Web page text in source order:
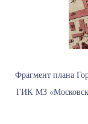
Фрагмент плана
ГИК МЗ